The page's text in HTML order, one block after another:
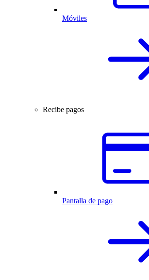
Móviles
Recibe pagos
Pantalla de pago